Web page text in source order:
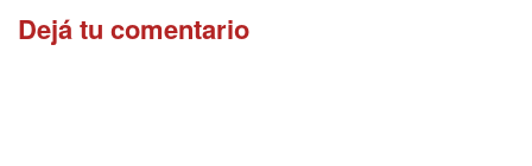
Dejá tu comentario